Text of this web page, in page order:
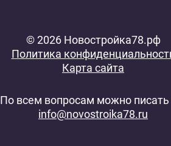
© 2026 Новостройка78.рф
Политика
Карта сайта
По всем вопросам можно писать
info@novostroika78.ru